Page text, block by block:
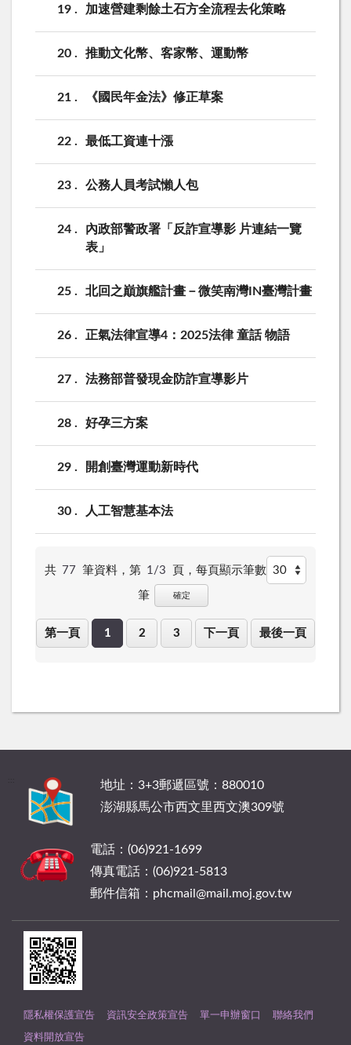
19 加速營建剩餘土石方全流程去化策略
20 推動文化幣、客家幣、運動幣
21 《國民年金法》修正草案
22 最低工資連十漲
23 公務人員考試懶人包
24
內政部警政署「反詐宣導影 片連結一覽
表」
25 北回之巔旗艦計畫－微笑南灣IN臺灣計畫
26 正氣法律宣導4：2025法律 童話 物語
27 法務部普發現金防詐宣導影片
28 好孕三方案
29 開創臺灣運動新時代
30 人工智慧基本法
共 77 筆資料，第 1/3 頁， 每頁顯示筆數
筆 確定
第一頁 1 2 3 下一頁 最後一頁
地址：3+3郵遞區號：880010
澎湖縣馬公市西文里西文澳309號
電話：(06)921-1699
傳真電話：(06)921-5813
郵件信箱：phcmail@mail.moj.gov.tw
隱私權保護宣告 資訊安全政策宣告 單一申辦窗口 聯絡我們
資料開放宣告